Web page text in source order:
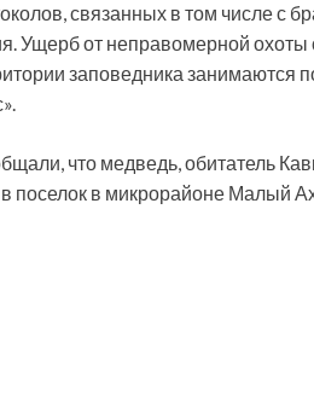
связанных в том числе с
Ущерб от неправомерной
заповедника занимаются
что медведь, обитатель
поселок в микрорайоне Малый